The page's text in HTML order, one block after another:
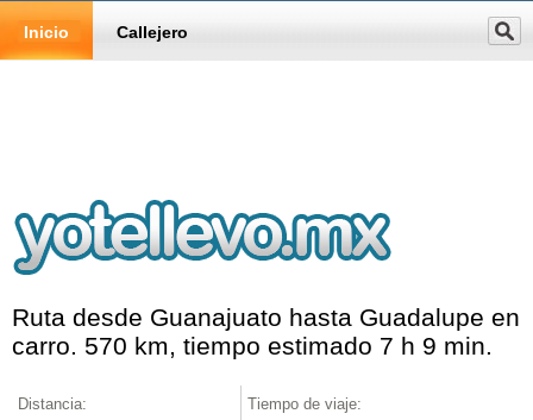
Inicio Callejero
Ruta desde Guanajuato hasta Guadalupe en
carro. 570 km, tiempo estimado 7 h 9 min.
Distancia: Tiempo de viaje: